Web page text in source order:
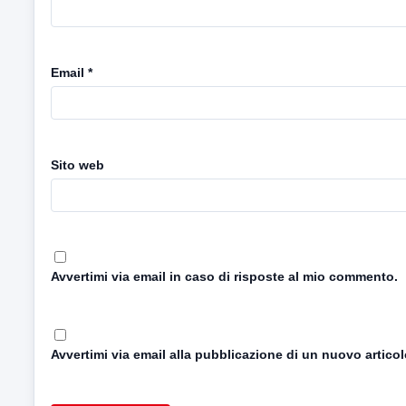
Email *
Sito web
Avvertimi via email in caso di risposte al mio commento.
Avvertimi via email alla pubblicazione di un nuovo